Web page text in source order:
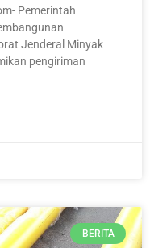
Pemerintah
Jenderal Minyak
pengiriman
BERITA